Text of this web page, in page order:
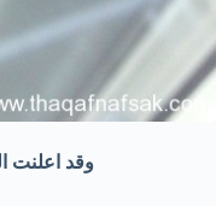
وقد اعلنت